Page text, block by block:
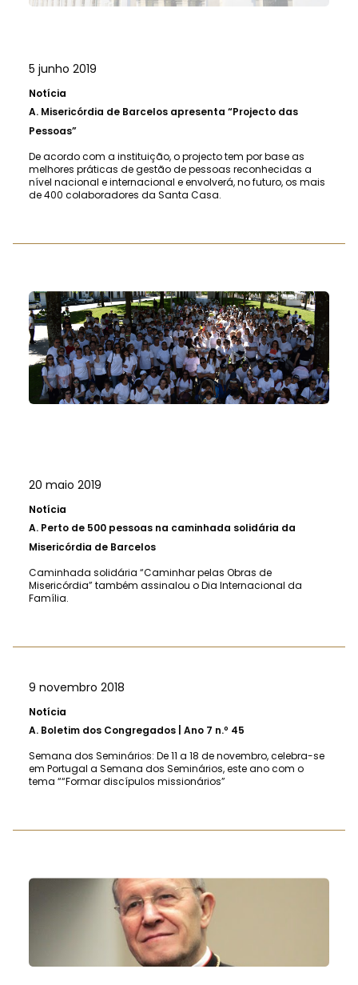
5 junho 2019
Notícia
A. Misericórdia de Barcelos apresenta “Projecto das
Pessoas”
De acordo com a instituição, o projecto tem por base as
melhores práticas de gestão de pessoas reconhecidas a
nível nacional e internacional e envolverá, no futuro, os mais
de 400 colaboradores da Santa Casa.
20 maio 2019
Notícia
A. Perto de 500 pessoas na caminhada solidária da
Misericórdia de Barcelos
Caminhada solidária “Caminhar pelas Obras de
Misericórdia” também assinalou o Dia Internacional da
Família.
9 novembro 2018
Notícia
A. Boletim dos Congregados | Ano 7 n.º 45
Semana dos Seminários: De 11 a 18 de novembro, celebra-se
em Portugal a Semana dos Seminários, este ano com o
tema ““Formar discípulos missionários”